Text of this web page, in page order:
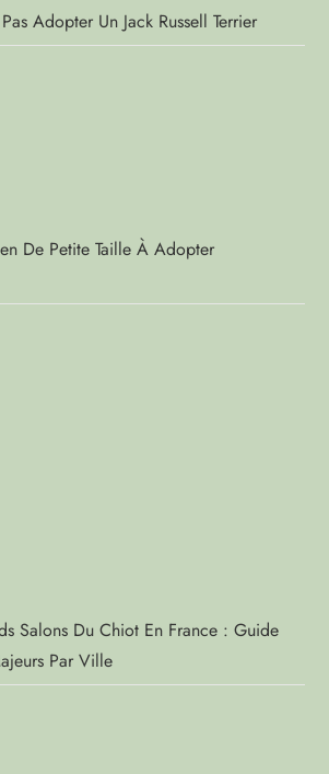
Adopter Un Jack Russell Terrier
De Petite Taille À Adopter
Salons Du Chiot En France : Guide
Par Ville